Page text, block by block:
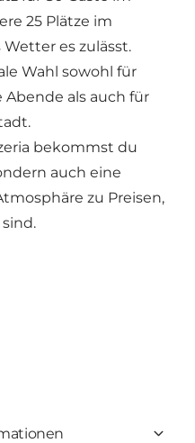
25 Plätze im
es zulässt.
Wahl sowohl für
als auch für
bekommst du
auch eine
zu Preisen,